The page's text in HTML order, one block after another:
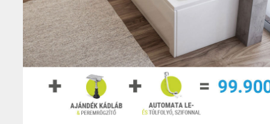
Termékek
Egyenes kád
Aszimmetrikus kád